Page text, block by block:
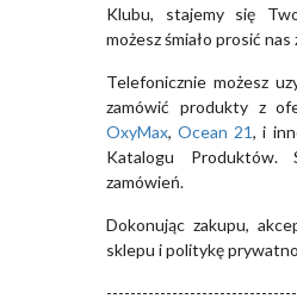
Klubu, stajemy się
możesz śmiało prosić
Telefonicznie możesz
zamówić produkty z
OxyMax,Ocean 21, i
Katalogu Produktów.
zamówień.
Dokonując zakupu,
sklepu i politykę